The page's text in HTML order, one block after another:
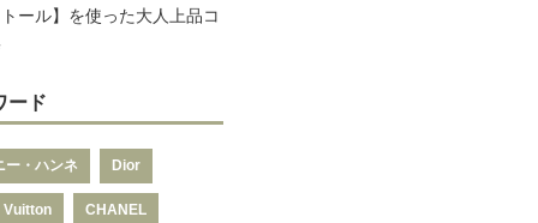
ール】を使った大人上品コ
ード
ー・ハンネ Dior
Vuitton CHANEL